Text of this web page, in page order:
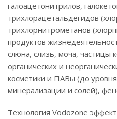
галоацетонитрилов,
трихлорацетальдегидов
трихлорнитрометанов
продуктов
слюна, слизь, моча, частицы
органических и
косметики и ПАВы (до
минерализации и солей),
Технология Vodozone